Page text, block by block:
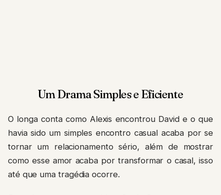
Um Drama Simples e Eficiente
O longa conta como Alexis encontrou David e o que
havia sido um simples encontro casual acaba por se
tornar um relacionamento sério, além de mostrar
como esse amor acaba por transformar o casal, isso
até que uma tragédia ocorre.